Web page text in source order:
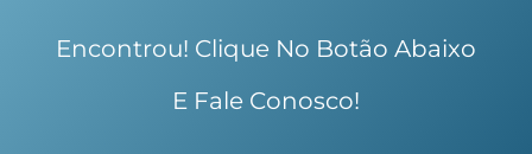
Encontrou! Clique No Botão Abaixo
E Fale Conosco!